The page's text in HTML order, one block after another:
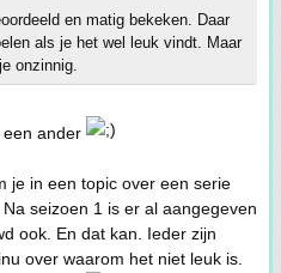
en matig bekeken. Daar
als je het wel leuk vindt. Maar
onzinnig.
ander
je in een topic over een serie
seizoen 1 is er al aangegeven
ook. En dat kan. Ieder zijn
over waarom het niet leuk is.